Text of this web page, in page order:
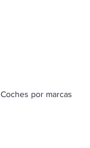
Coches por marcas